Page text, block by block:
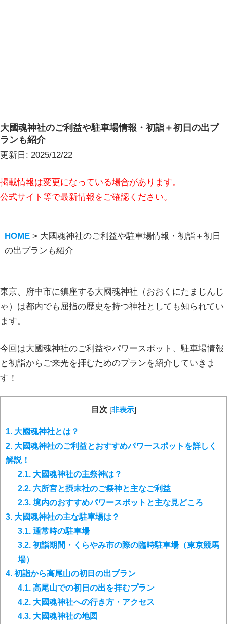
大國魂神社のご利益や駐車場情報・初詣＋初日の出プ
ランも紹介
更新日: 2025/12/22
掲載情報は変更になっている場合があります。
公式サイト等で最新情報をご確認ください。
HOME> 大國魂神社のご利益や駐車場情報・初詣＋初日
の出プランも紹介
東京、府中市に鎮座する大國魂神社（おおくにたまじんじ
ゃ）は都内でも屈指の歴史を持つ神社としても知られてい
ます。
今回は大國魂神社のご利益やパワースポット、駐車場情報
と初詣からご来光を拝むためのプランを紹介していきま
す！
目次 [非表示]
1. 大國魂神社とは？
2. 大國魂神社のご利益とおすすめパワースポットを詳しく
解説！
2.1. 大國魂神社の主祭神は？
2.2. 六所宮と摂末社のご祭神と主なご利益
2.3. 境内のおすすめパワースポットと主な見どころ
3. 大國魂神社の主な駐車場は？
3.1. 通常時の駐車場
3.2. 初詣期間・くらやみ市の際の臨時駐車場（東京競馬
場）
4. 初詣から高尾山の初日の出プラン
4.1. 高尾山での初日の出を拝むプラン
4.2. 大國魂神社への行き方・アクセス
4.3. 大國魂神社の地図